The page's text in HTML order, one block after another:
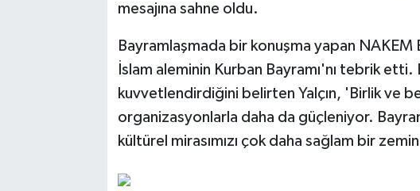
mesajına sahne oldu.
Bayramlaşmada bir konuşma yapan NAKEM
İslam aleminin Kurban Bayramı'nı tebrik
kuvvetlendirdiğini belirten Yalçın, 'Birlik ve
organizasyonlarla daha da güçleniyor.
kültürel mirasımızı çok daha sağlam bir